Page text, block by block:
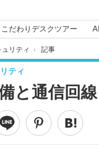
こだわりデスクツアー AI
ュリティ › 記事
と通信回
ティ